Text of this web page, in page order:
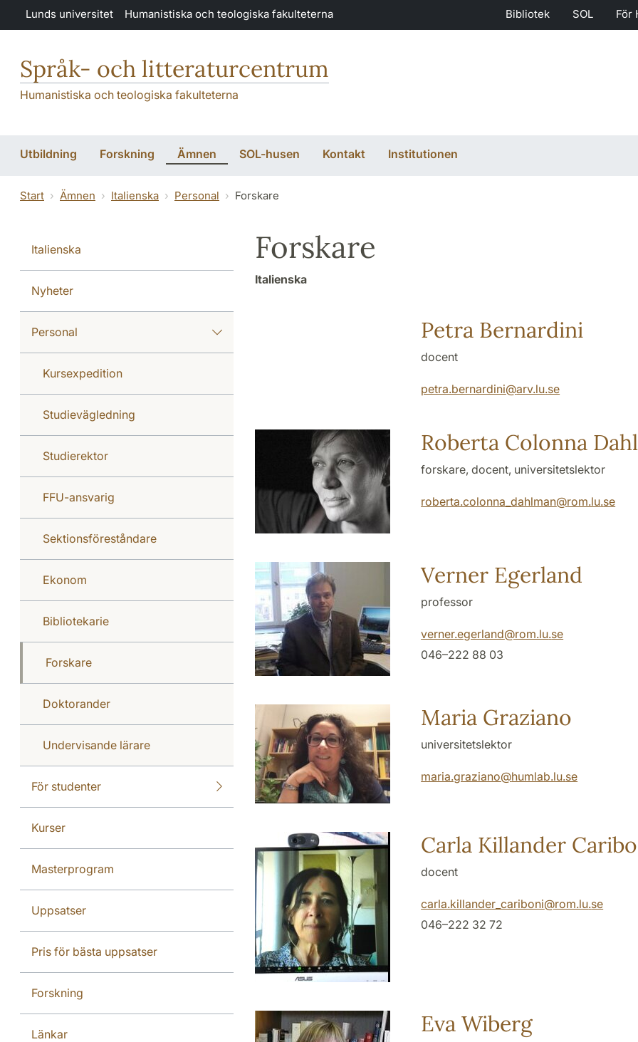
Hoppa till huvudinnehåll
Lunds universitet Humanistiska och teologiska fakulteterna Bibliotek SOL För
Språk- och litteraturcentrum
Humanistiska och teologiska fakulteterna
Utbildning Forskning Ämnen SOL-husen Kontakt Institutionen
Start Ämnen Italienska Personal Forskare
Italienska
Nyheter
Personal
Kursexpedition
Studievägledning
Studierektor
FFU-ansvarig
Sektionsföreståndare
Ekonom
Bibliotekarie
Forskare
Doktorander
Undervisande lärare
För studenter
Kurser
Masterprogram
Uppsatser
Pris för bästa uppsatser
Forskning
Länkar
Forskare
Italienska
Petra Bernardini
docent
petra.bernardini@arv.lu.se
Roberta Colonna
forskare, docent, universitetslektor
roberta.colonna_dahlman@rom.lu.se
Verner Egerland
professor
verner.egerland@rom.lu.se
046–222 88 03
Maria Graziano
universitetslektor
maria.graziano@humlab.lu.se
Carla Killander
docent
carla.killander_cariboni@rom.lu.se
046–222 32 72
Eva Wiberg